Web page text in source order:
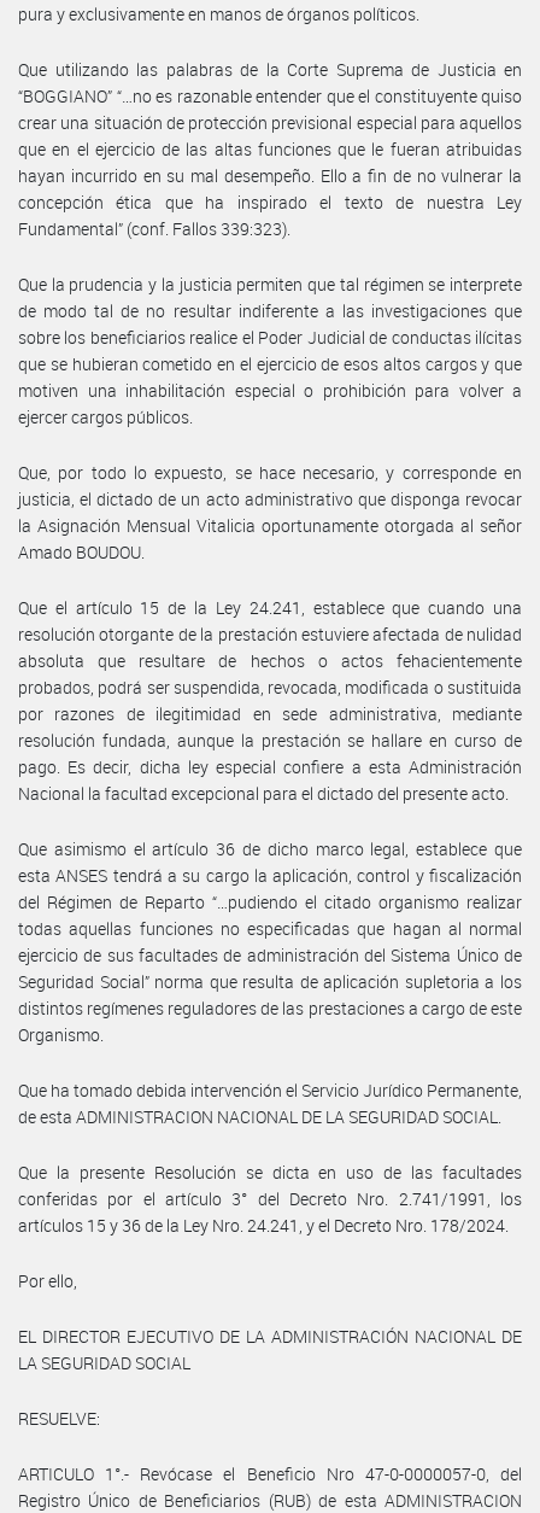
pura y exclusivamente en manos de órganos políticos.
Que utilizando las palabras de la Corte Suprema de Justicia en
“BOGGIANO” “…no es razonable entender que el constituyente quiso
crear una situación de protección previsional especial para aquellos
que en el ejercicio de las altas funciones que le fueran atribuidas
hayan incurrido en su mal desempeño. Ello a fin de no vulnerar la
concepción ética que ha inspirado el texto de nuestra Ley
Fundamental” (conf. Fallos 339:323).
Que la prudencia y la justicia permiten que tal régimen se interprete
de modo tal de no resultar indiferente a las investigaciones que
sobre los beneficiarios realice el Poder Judicial de conductas ilícitas
que se hubieran cometido en el ejercicio de esos altos cargos y que
motiven una inhabilitación especial o prohibición para volver a
ejercer cargos públicos.
Que, por todo lo expuesto, se hace necesario, y corresponde en
justicia, el dictado de un acto administrativo que disponga revocar
la Asignación Mensual Vitalicia oportunamente otorgada al señor
Amado BOUDOU.
Que el artículo 15 de la Ley 24.241, establece que cuando una
resolución otorgante de la prestación estuviere afectada de nulidad
absoluta que resultare de hechos o actos fehacientemente
probados, podrá ser suspendida, revocada, modificada o sustituida
por razones de ilegitimidad en sede administrativa, mediante
resolución fundada, aunque la prestación se hallare en curso de
pago. Es decir, dicha ley especial confiere a esta Administración
Nacional la facultad excepcional para el dictado del presente acto.
Que asimismo el artículo 36 de dicho marco legal, establece que
esta ANSES tendrá a su cargo la aplicación, control y fiscalización
del Régimen de Reparto “…pudiendo el citado organismo realizar
todas aquellas funciones no especificadas que hagan al normal
ejercicio de sus facultades de administración del Sistema Único de
Seguridad Social” norma que resulta de aplicación supletoria a los
distintos regímenes reguladores de las prestaciones a cargo de este
Organismo.
Que ha tomado debida intervención el Servicio Jurídico Permanente,
de esta ADMINISTRACION NACIONAL DE LA SEGURIDAD SOCIAL.
Que la presente Resolución se dicta en uso de las facultades
conferidas por el artículo 3° del Decreto Nro. 2.741/1991, los
artículos 15 y 36 de la Ley Nro. 24.241, y el Decreto Nro. 178/2024.
Por ello,
EL DIRECTOR EJECUTIVO DE LA ADMINISTRACIÓN NACIONAL DE
LA SEGURIDAD SOCIAL
RESUELVE:
ARTICULO 1°.- Revócase el Beneficio Nro 47-0-0000057-0, del
Registro Único de Beneficiarios (RUB) de esta ADMINISTRACION